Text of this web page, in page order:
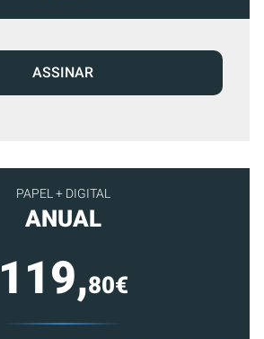
PAPEL + DIGITAL
ANUAL
119,80€
ASSINAR